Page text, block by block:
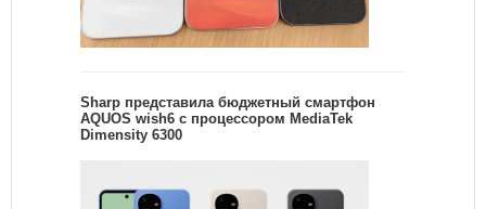
Sharp представила бюджетный смартфон
AQUOS wish6 с процессором MediaTek
Dimensity 6300